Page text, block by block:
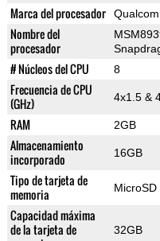
Marca del procesador
Nombre del
procesador
# Núcleos del CPU 8
Frecuencia de CPU
(GHz)
4x1.5 &
RAM 2GB
Almacenamiento
incorporado
16GB
Tipo de tarjeta de
memoria
MicroSD
Capacidad máxima
de la tarjeta de
32GB